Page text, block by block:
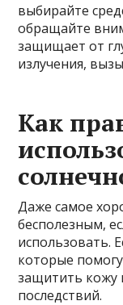
выбирайте
обращайте
защищает от
излучения,
Как
Даже самое
бесполезным,
использовать.
которые
защитить кожу
последствий.